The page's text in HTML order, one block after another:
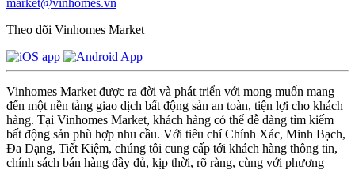
Theo dõi Vinhomes Market
Vinhomes Market được ra đời và phát triển với mong muốn mang
đến một nền tảng giao dịch bất động sản an toàn, tiện lợi cho khách
hàng. Tại Vinhomes Market, khách hàng có thể dễ dàng tìm kiếm
bất động sản phù hợp nhu cầu. Với tiêu chí Chính Xác, Minh Bạch,
Đa Dạng, Tiết Kiệm, chúng tôi cung cấp tới khách hàng thông tin,
chính sách bán hàng đầy đủ, kịp thời, rõ ràng, cùng với phương